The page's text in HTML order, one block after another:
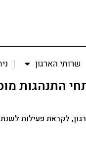
שרותי הארגון
התנהגות
לקראת פעילות לשנת 2020